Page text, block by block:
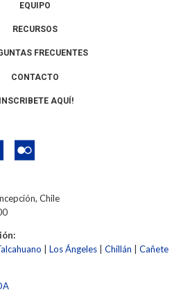
EQUIPO
RECURSOS
FRECUENTES
CONTACTO
AQUÍ!
Chile
Los Ángeles Chillán Cañete